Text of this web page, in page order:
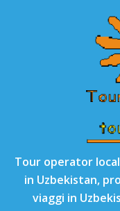
Tour operator
in Uzbekistan,
viaggi in